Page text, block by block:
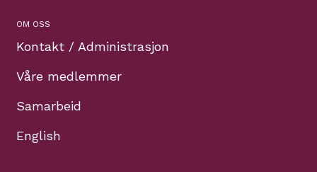
OM OSS
Kontakt / Administrasjon
Våre medlemmer
Samarbeid
English